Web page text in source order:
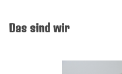
Das sind wir